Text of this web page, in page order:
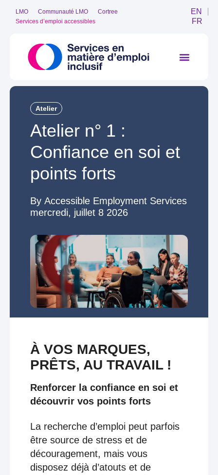
LMO Communauté LMO
Cortree
Services d’emploi accessibles
EN
FR
Atelier
Atelier n° 1 :
Confiance en soi et
points forts
Accessible Employment Services
mercredi, juillet 8 2026
À VOS MARQUES,
PRÊTS, AU TRAVAIL !
Renforcer la confiance en soi et
découvrir vos points forts
La recherche d’emploi peut parfois
être source de stress et de
découragement, mais vous
disposez déjà d’atouts et de